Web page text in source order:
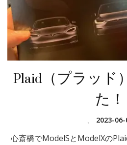
Plaid（プラッ
た！
、 2023-06-
心斎橋でModelSとModelXの